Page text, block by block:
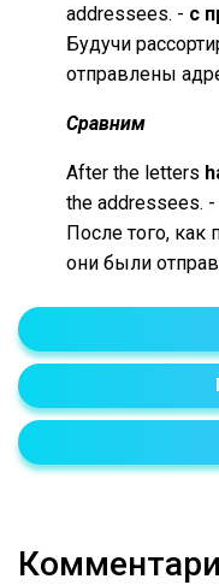
addressees. - с
Будучи
отправлены
Сравним
After the letters
the addressees. -
После того, как
они были